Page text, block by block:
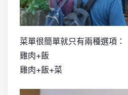
菜單很簡單就只有兩種選項：
雞肉+飯
雞肉+飯+菜